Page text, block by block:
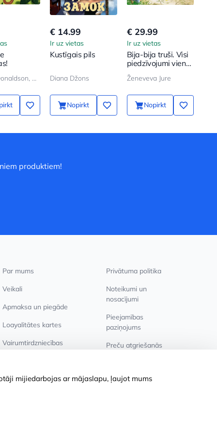
Džulija Donaldson, Aksel Šeffler
€ 14.99
Ir uz vietas
Kustīgais pils
Diana Džons
Nopirkt
€ 29.99
Ir uz vietas
Bija-bija truši. Visi
piedzīvojumi vienā
sējumā
Ženeveva Jure
Nopirkt
produktiem!
Par mums
Veikali
Apmaksa un piegāde
Loayalitātes kartes
Vairumtirdzniecības
Privātuma politika
Noteikumi un
nosacījumi
Pieejamības
paziņojums
Preču atgriešanās
mijiedarbojas ar mājaslapu, ļaujot mums